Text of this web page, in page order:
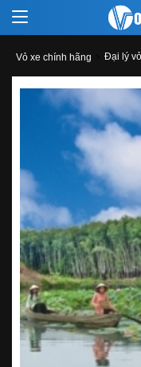
Vỏ xe chính hãng Đại lý